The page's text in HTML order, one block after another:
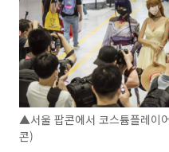
▲서울 팝콘에서 코스튬플레이
콘)